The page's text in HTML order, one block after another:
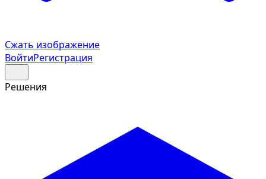
Сжать изображение
ВойтиРегистрация
Решения